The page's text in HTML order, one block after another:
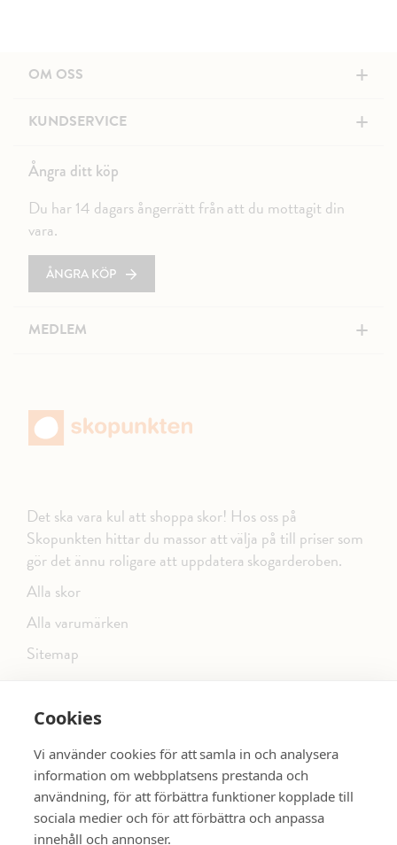
Cookies
Vi använder cookies för att samla in och analysera
information om webbplatsens prestanda och
användning, för att förbättra funktioner kopplade till
sociala medier och för att förbättra och anpassa
innehåll och annonser.
OM OSS +
KUNDSERVICE +
Ångra ditt köp
Du har 14 dagars ångerrätt från att du mottagit din
vara.
ÅNGRA KÖP
MEDLEM +
Det ska vara kul att shoppa skor! Hos oss på
Skopunkten hittar du massor att välja på till priser som
gör det ännu roligare att uppdatera skogarderoben.
Alla skor
Alla varumärken
Sitemap
FÖLJ OSS PÅ SOCIALA MEDIER
SE MER SKOR: dinsko.se